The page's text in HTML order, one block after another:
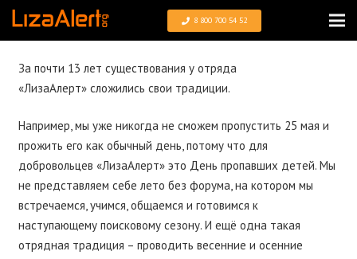
8 800 700 54 52
За почти 13 лет существования у отряда
«ЛизаАлерт» сложились свои традиции.
Например, мы уже никогда не сможем пропустить 25 мая и
прожить его как обычный день, потому что для
добровольцев «ЛизаАлерт» это День пропавших детей. Мы
не представляем себе лето без форума, на котором мы
встречаемся, учимся, общаемся и готовимся к
наступающему поисковому сезону. И ещё одна такая
отрядная традиция – проводить весенние и осенние